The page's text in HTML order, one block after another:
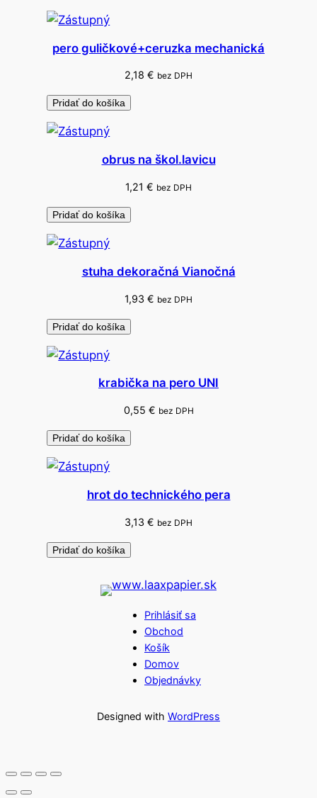
r
n
v
á
o
b
a
pero guličkové+ceruzka mechanická
2,18 € bez DPH
Pridať do košíka
obrus na škol.lavicu
1,21 € bez DPH
Pridať do košíka
stuha dekoračná Vianočná
1,93 € bez DPH
Pridať do košíka
krabička na pero UNI
0,55 € bez DPH
Pridať do košíka
hrot do technického pera
3,13 € bez DPH
Pridať do košíka
Prihlásiť sa
Obchod
Košík
Domov
Objednávky
Designed with WordPress